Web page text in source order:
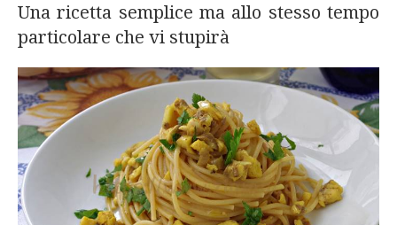
Una ricetta semplice ma allo stesso tempo
particolare che vi stupirà